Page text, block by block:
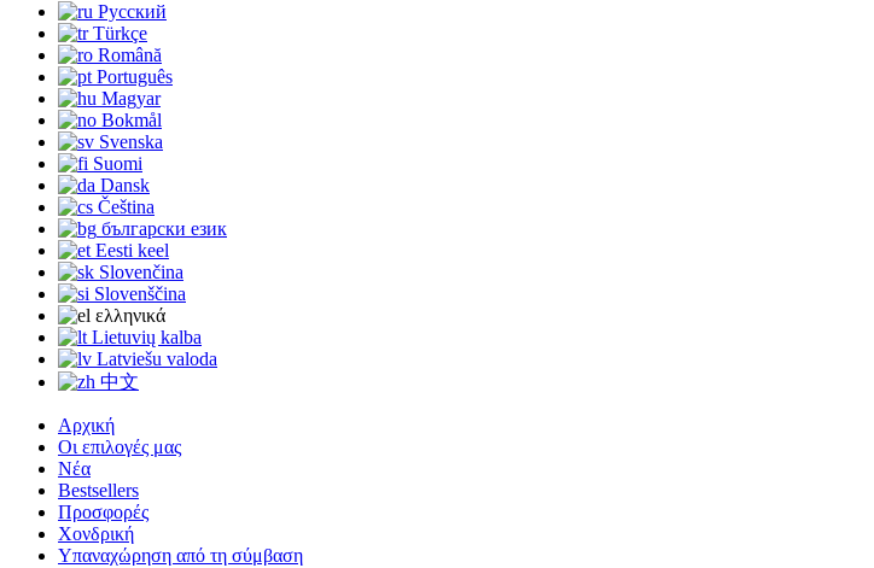
Русский
Türkçe
Română
Português
Magyar
Bokmål
Svenska
Suomi
Dansk
Čeština
български език
Eesti keel
Slovenčina
Slovenščina
ελληνικά
Lietuvių kalba
Latviešu valoda
中文
Αρχική
Οι επιλογές μας
Νέα
Bestsellers
Προσφορές
Χονδρική
Υπαναχώρηση από τη σύμβαση